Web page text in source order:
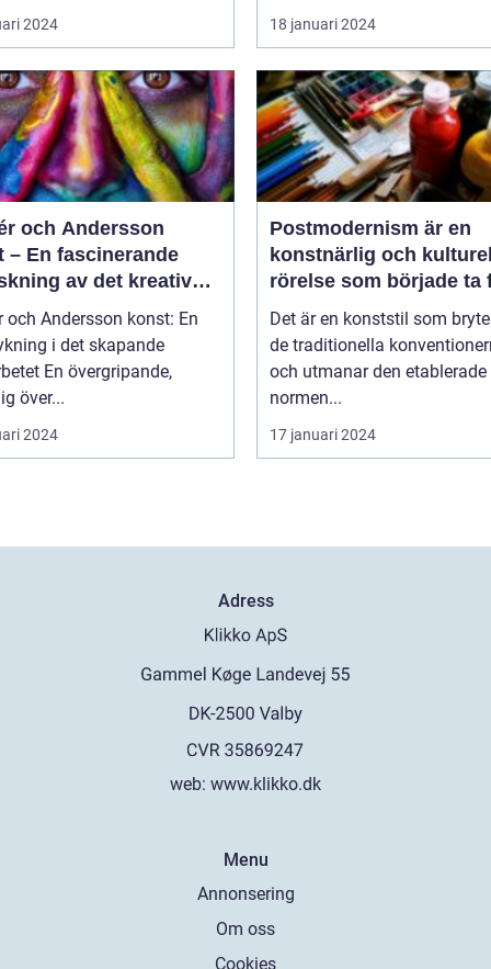
2024 18 januari 2024
och Andersson
– En fascinerande
av det kreativa
och Andersson konst: En
i det skapande
över...
2024
Postmodernism är en
konstnärlig och
rörelse som började ta
under 1960-talet och
fortsatte att växa i
popularitet under de
Det är en konststil som
de traditionella
och utmanar den etablerade
normen...
17 januari 2024
Adress
web: www.klikko.dk
Menu
Annonsering
Om oss
Cookies